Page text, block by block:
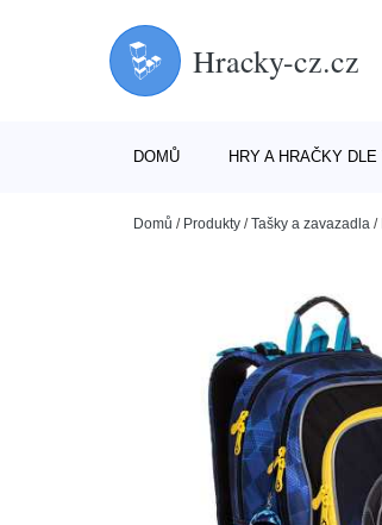
Hracky-cz.cz
DOMŮ HRY A HRAČKY
Domů / Produkty /Tašky a zavazadla /